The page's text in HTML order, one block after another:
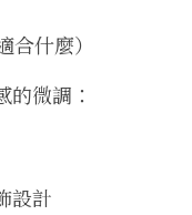
什麼）
微調：
設計